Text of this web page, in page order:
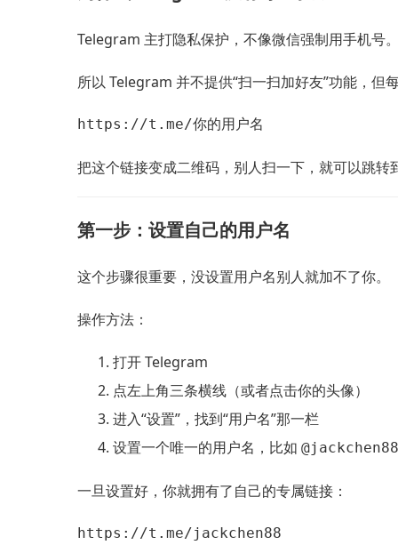
Telegram 主打隐私保护，不像微信强制用手机号
所以 Telegram 并不提供“扫一扫加好友”功能，但
https://t.me/你的用户名
把这个链接变成二维码，别人扫一下，就可以跳
第一步：设置自己的用户名
这个步骤很重要，没设置用户名别人就加不了你。
操作方法：
打开 Telegram
点左上角三条横线（或者点击你的头像）
进入“设置”，找到“用户名”那一栏
设置一个唯一的用户名，比如 @jackchen88
一旦设置好，你就拥有了自己的专属链接：
https://t.me/jackchen88